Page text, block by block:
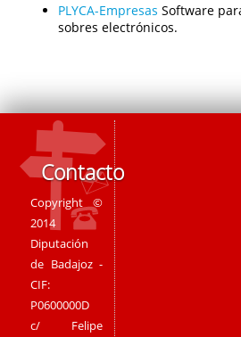
PLYCA-Empresas Software
sobres electrónicos.
Contacto
Copyright ©
2014
Diputación
de Badajoz -
CIF:
P0600000D
c/ Felipe